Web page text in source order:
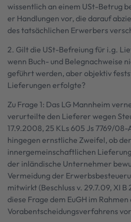
wissentlich an einem USt-Betrug
er Handlungen vor, die darauf
des tatsächlichen Erwerbers
2. Gilt die USt-Befreiung für i.g.
wenn Buch- und Belegnachweise
geführt werden, aber objektiv
Lieferungen erfolgte?
Zu Frage 1: Das LG Mannheim
verurteilte den Lieferer wegen
17.9.2008, 25 KLs 605 Js 7769/
hingegen ernstliche Zweifel, ob
innergemeinschaftlichen
der inländische Unternehmer
Vermeidung der
mitwirkt (Beschluss v. 29.7.09, XI
diese Frage dem EuGH im Rahmen
Vorabentscheidungsverfahrens